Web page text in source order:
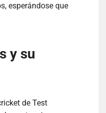
esperándose que
y su
de Test